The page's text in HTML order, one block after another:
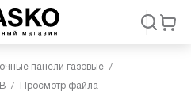
панели газовые
Просмотр файла